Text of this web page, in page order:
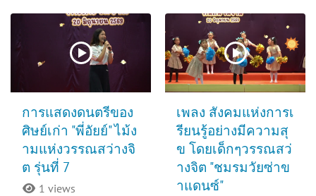
การแสดงดนตรีของ
ศิษย์เก่า "พี่อัยย์" ไม้ง
ามแห่งวรรณสว่างจิ
ต รุ่นที่ 7
1 views
เพลง สังคมแห่งการเ
รียนรู้อย่างมีความสุ
ข โดยเด็กๆวรรณสว่
างจิต "ชมรมวัยซ่าข
าแดนซ์"